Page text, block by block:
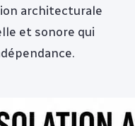
architecturale
et sonore qui